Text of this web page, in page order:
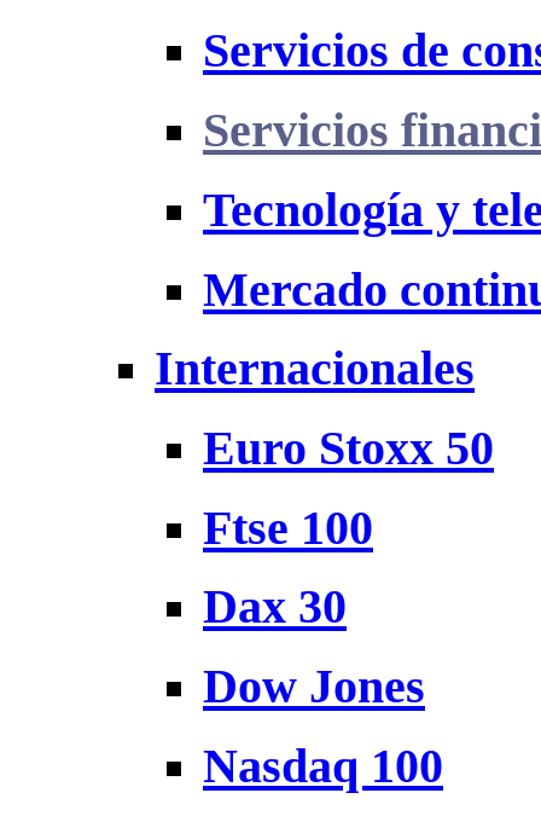
Servicios de
Servicios
Tecnología y
Mercado
Internacionales
Euro Stoxx 50
Ftse 100
Dax 30
Dow Jones
Nasdaq 100